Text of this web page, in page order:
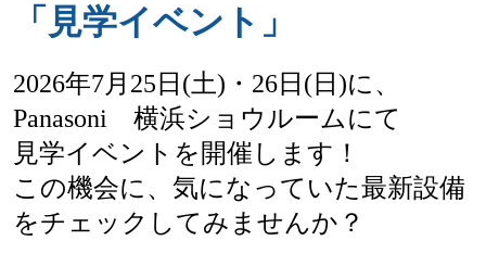
「見学イベント」
2026年7月25日(土)・26日(日)に、
Panasoni 横浜ショウルームにて
見学イベントを開催します！
この機会に、気になっていた最新設備
をチェックしてみませんか？